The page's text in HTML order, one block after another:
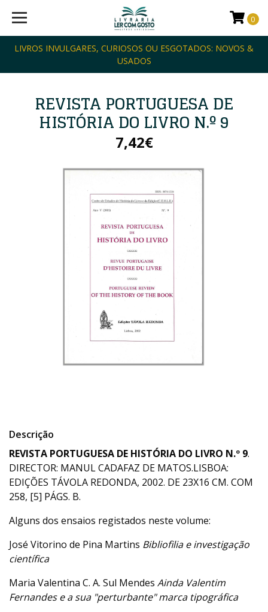
LIVROS INVULGARES, CURIOSOS OU ESGOTADOS: NOVOS &
USADOS
0
REVISTA PORTUGUESA DE
HISTÓRIA DO LIVRO N.º 9
7,42€
Descrição
REVISTA PORTUGUESA DE HISTÓRIA DO LIVRO N.º 9.
DIRECTOR: MANUL CADAFAZ DE MATOS.LISBOA:
EDIÇÕES TÁVOLA REDONDA, 2002. DE 23X16 CM. COM
258, [5] PÁGS. B.
Alguns dos ensaios registados neste volume:
José Vitorino de Pina Martins Bibliofilia e investigação
científica
Maria Valentina C. A. Sul Mendes Ainda Valentim
Fernandes e a sua "perturbante" marca tipográfica